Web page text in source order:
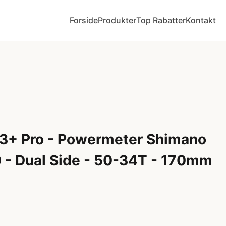
ForsideProdukterTop RabatterKontakt
Pro - Powermeter Shimano
- Dual Side - 50-34T - 170mm